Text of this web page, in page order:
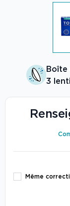
Boîte
3
Même